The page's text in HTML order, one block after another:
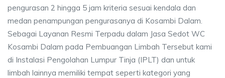
pengurasan 2 hingga 5 jam kriteria sesuai kendala dan
medan penampungan pengurasanya di Kosambi Dalam.
Sebagai Layanan Resmi Terpadu dalam Jasa Sedot WC
Kosambi Dalam pada Pembuangan Limbah Tersebut kami
di Instalasi Pengolahan Lumpur Tinja (IPLT) dan untuk
limbah lainnya memiliki tempat seperti kategori yang